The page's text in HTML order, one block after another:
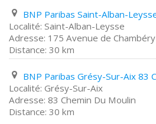
Saint-Alban-Leysse
175 Avenue de Chambéry
30 km
Grésy-Sur-Aix
83 Chemin Du Moulin
30 km